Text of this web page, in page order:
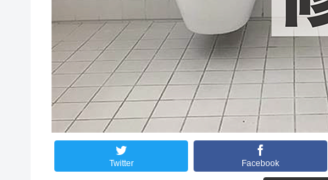
Twitter Facebook